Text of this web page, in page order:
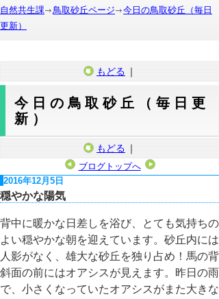
自然共生課
鳥取砂丘ページ
今日の鳥取砂丘（毎日
更新）
もどる ｜
今日の鳥取砂丘（毎日更
新）
もどる ｜
ブログトップへ
2016年12月5日
穏やかな陽気
背中に暖かな日差しを浴び、とても気持ちの
よい穏やかな朝を迎えています。砂丘内には
人影がなく、雄大な砂丘を独り占め！馬の背
斜面の前にはオアシスが見えます。昨日の雨
で、小さくなっていたオアシスがまた大きな